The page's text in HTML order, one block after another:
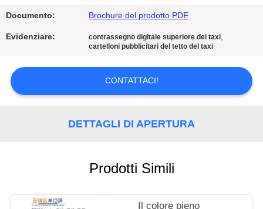
NOTIZIE
UN
PREVENTIVO
Documento: Brochure del prodotto PDF
Evidenziare: contrassegno digitale superiore del taxi,
cartelloni pubblicitari del tetto del taxi
CONTATTACI!
DETTAGLI DI APERTURA
Prodotti Simili
Il colore pieno